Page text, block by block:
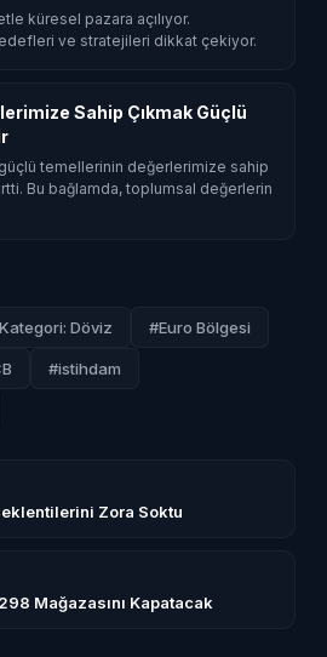
küresel pazara açılıyor.
ve stratejileri dikkat çekiyor.
Sahip Çıkmak Güçlü
temellerinin değerlerimize sahip
Bu bağlamda, toplumsal değerlerin
Kategori: Döviz #Euro Bölgesi
#istihdam
Zora Soktu
Mağazasını Kapatacak